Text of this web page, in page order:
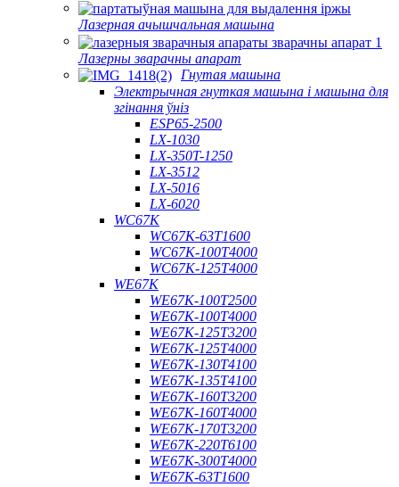
Лазерная ачышчальная машына
Лазерны зварачны апарат
Гнутая машына
Электрычная гнуткая машына і машына для
згінання ўніз
ESP65-2500
LX-1030
LX-350T-1250
LX-3512
LX-5016
LX-6020
WC67K
WC67K-63T1600
WC67K-100T4000
WC67K-125T4000
WE67K
WE67K-100T2500
WE67K-100T4000
WE67K-125T3200
WE67K-125T4000
WE67K-130T4100
WE67K-135T4100
WE67K-160T3200
WE67K-160T4000
WE67K-170T3200
WE67K-220T6100
WE67K-300T4000
WE67K-63T1600